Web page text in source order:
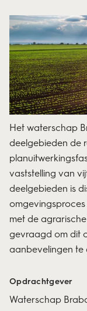
Het waterschap
deelgebieden de
vaststelling van
deelgebieden is
met de
gevraagd om dit
aanbevelingen te
Opdrachtgever
Waterschap